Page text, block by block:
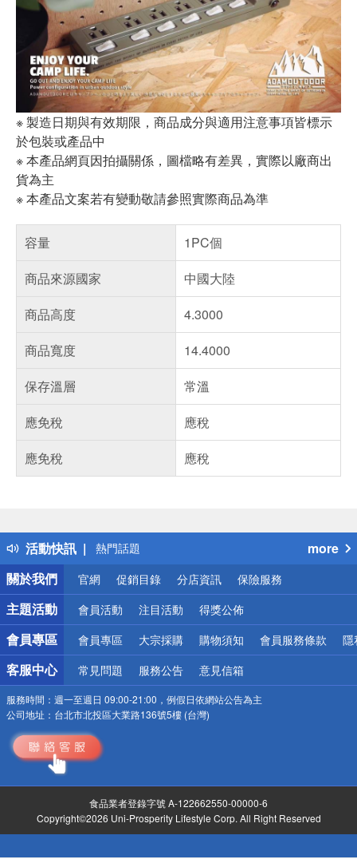
※ 製造日期與有效期限，商品成分與適用注意事項皆標示
於包裝或產品中
※ 本產品網頁因拍攝關係，圖檔略有差異，實際以廠商出
貨為主
※ 本產品文案若有變動敬請參照實際商品為準
容量
1PC個
商品來源國家
中國大陸
商品高度
4.3000
商品寬度
14.4000
保存溫層
常溫
應免稅
應稅
應免稅
應稅
活動快訊
得獎公告
熱門話題
銀行優惠
偏遠地區配送
詐騙網頁！請小心！
more
關於我們
官網 促銷目錄 分店資訊 保險服務
主題活動 會員活動 注目活動 得獎公佈
會員專區 會員專區 大宗採購 購物須知 會員服務條款 隱
客服中心 常見問題 服務公告 意見信箱
服務時間： 週一至週日 09:00-21:00，例假日依網站公告為主
公司地址： 台北市北投區大業路136號5樓 (台灣)
食品業者登錄字號 A-122662550-00000-6
Copyright©2026 Uni-Prosperity Lifestyle Corp. All Right Reserved